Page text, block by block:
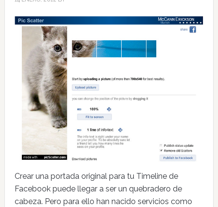
Crear una portada original para tu Timeline de
Facebook puede llegar a ser un quebradero de
cabeza. Pero para ello han nacido servicios como